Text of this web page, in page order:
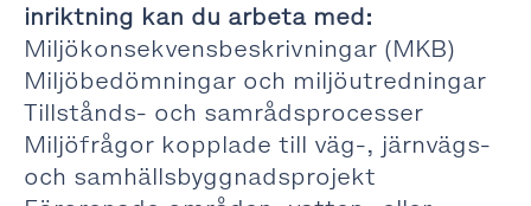
inriktning kan du arbeta med:
Miljökonsekvensbeskrivningar (MKB)
Miljöbedömningar och miljöutredningar
Tillstånds- och samrådsprocesser
Miljöfrågor kopplade till väg-, järnvägs-
och samhällsbyggnadsprojekt